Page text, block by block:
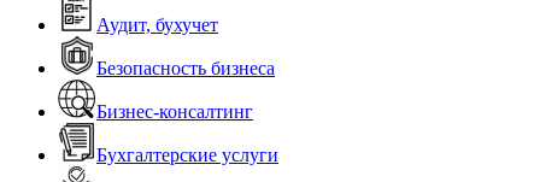
Аудит, бухучет
Безопасность бизнеса
Бизнес-консалтинг
Бухгалтерские услуги